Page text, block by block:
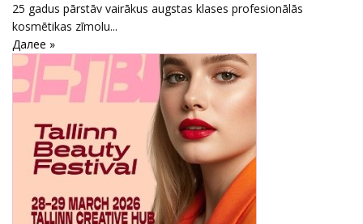
25 gadus pārstāv vairākus augstas klases profesionālās
kosmētikas zīmolu...
Далее »